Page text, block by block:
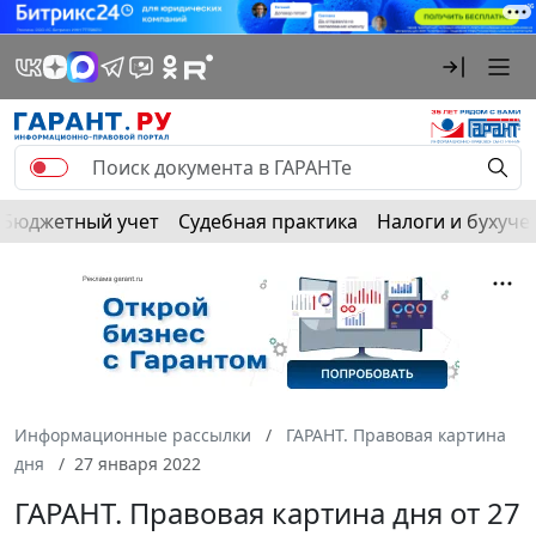
Бюджетный учет Судебная практика Налоги и
Информационные рассылки
ГАРАНТ. Правовая картина
дня
27 января 2022
ГАРАНТ. Правовая картина дня от 27